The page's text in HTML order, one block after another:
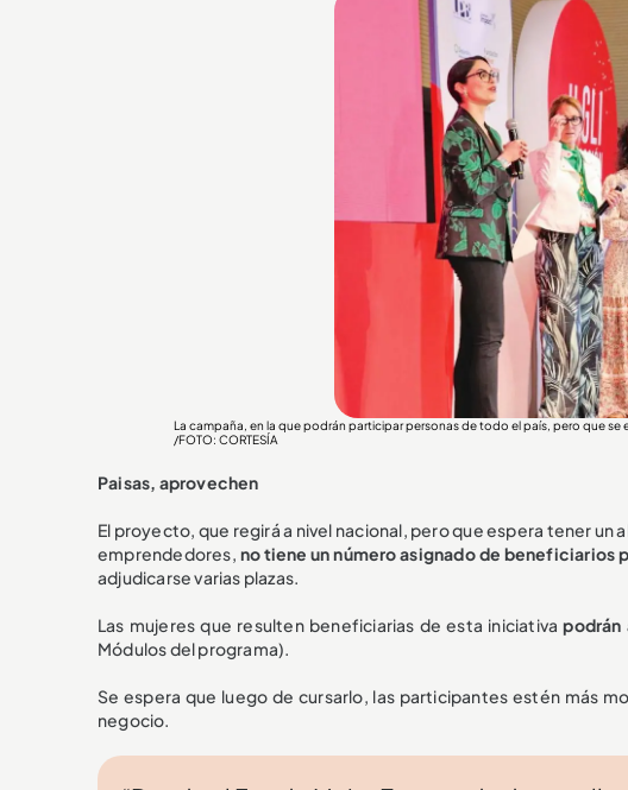
La campaña, en la que podrán participar personas de todo el país, pero que
/FOTO: CORTESÍA
Paisas, aprovechen
El proyecto, que regirá a nivel nacional, pero que espera tener
emprendedores, no tiene un número asignado de beneficiarios
adjudicarse varias plazas.
Las mujeres que resulten beneficiarias de esta iniciativapodrán
Módulos del programa).
Se espera que luego de cursarlo, las participantes estén más
negocio.